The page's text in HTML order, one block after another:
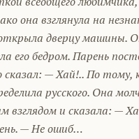
она взглянула на
дверцу машины.
его бедром. Парень
сказал: — Хай!.. По тому,
русского. Она
взглядом и сказала: —
— Не ошиб…